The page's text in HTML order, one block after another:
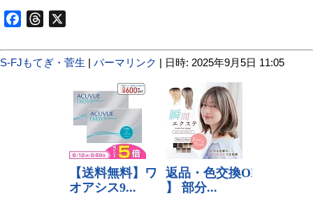
FacebookThreads
S-FJもてぎ・菅生 | パーマリンク | 日時: 2025年9月5日 11:05